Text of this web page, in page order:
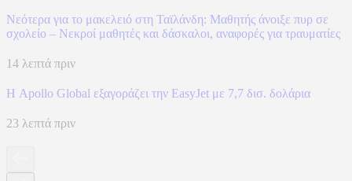
Νεότερα για το μακελειό στη Ταϊλάνδη: Μαθητής άνοιξε πυρ σε
σχολείο – Νεκροί μαθητές και δάσκαλοι, αναφορές για τραυματίες
14 λεπτά πριν
Η Apollo Global εξαγοράζει την EasyJet με 7,7 δισ. δολάρια
23 λεπτά πριν